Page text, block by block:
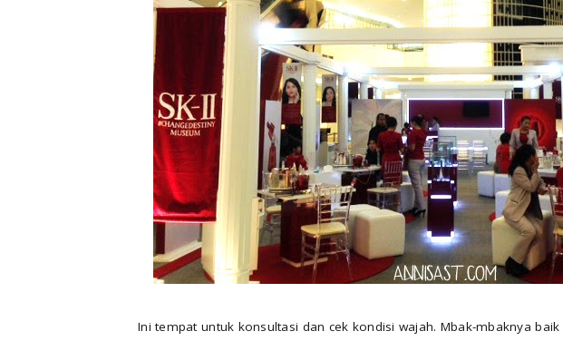
Ini tempat untuk konsultasi dan cek kondisi wajah. Mbak-mbaknya